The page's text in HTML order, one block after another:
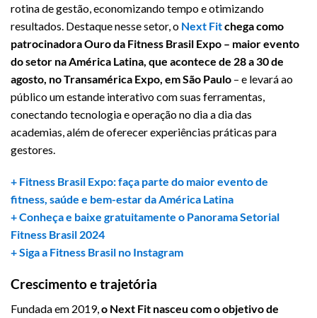
rotina de gestão, economizando tempo e otimizando
resultados. Destaque nesse setor, o Next Fitchega como
patrocinadora Ouro da Fitness Brasil Expo – maior evento
do setor na América Latina, que acontece de 28 a 30 de
agosto, no Transamérica Expo, em São Paulo – e levará ao
público um estande interativo com suas ferramentas,
conectando tecnologia e operação no dia a dia das
academias, além de oferecer experiências práticas para
gestores.
+ Fitness Brasil Expo: faça parte do maior evento de
fitness, saúde e bem-estar da América Latina
+ Conheça e baixe gratuitamente o Panorama Setorial
Fitness Brasil 2024
+ Siga a Fitness Brasil no Instagram
Crescimento e trajetória
Fundada em 2019, o Next Fit nasceu com o objetivo de